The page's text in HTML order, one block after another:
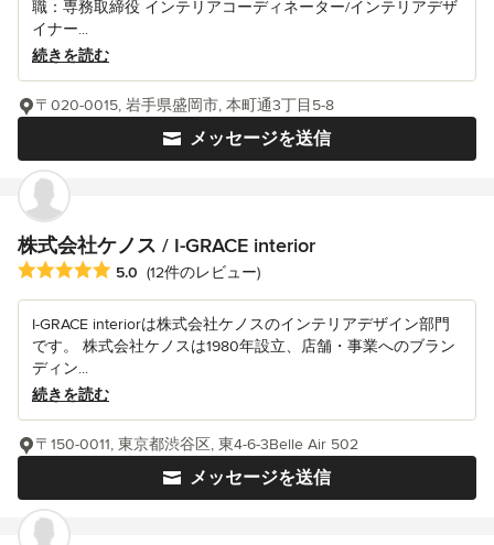
職：専務取締役 インテリアコーディネーター/インテリアデザ
イナー...
続きを読む
メッセージを送信
〒020-0015, 岩手県盛岡市, 本町通3丁目5-8
株式会社ケノス / I-GRACE interior
平均評価：5つ星中 星5
5.0 (12件のレビュー)
I-GRACE interiorは株式会社ケノスのインテリアデザイン部門
です。 株式会社ケノスは1980年設立、店舗・事業へのブラン
ディン...
続きを読む
メッセージを送信
〒150-0011, 東京都渋谷区, 東4-6-3Belle Air 502